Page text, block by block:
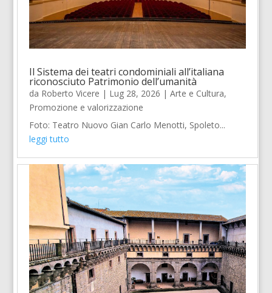
Il Sistema dei teatri condominiali all’italiana
riconosciuto Patrimonio dell’umanità
da Roberto Vicere | Lug 28, 2026 |Arte e Cultura,
Promozione e valorizzazione
Foto: Teatro Nuovo Gian Carlo Menotti, Spoleto...
leggi tutto